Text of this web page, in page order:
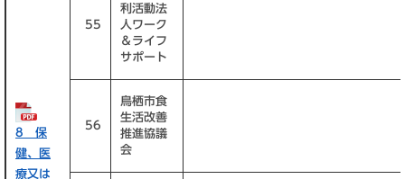
8 保
健、医
療又は
55
利活動法
人ワーク
＆ライフ
サポート
56
鳥栖市食
生活改善
推進協議
会